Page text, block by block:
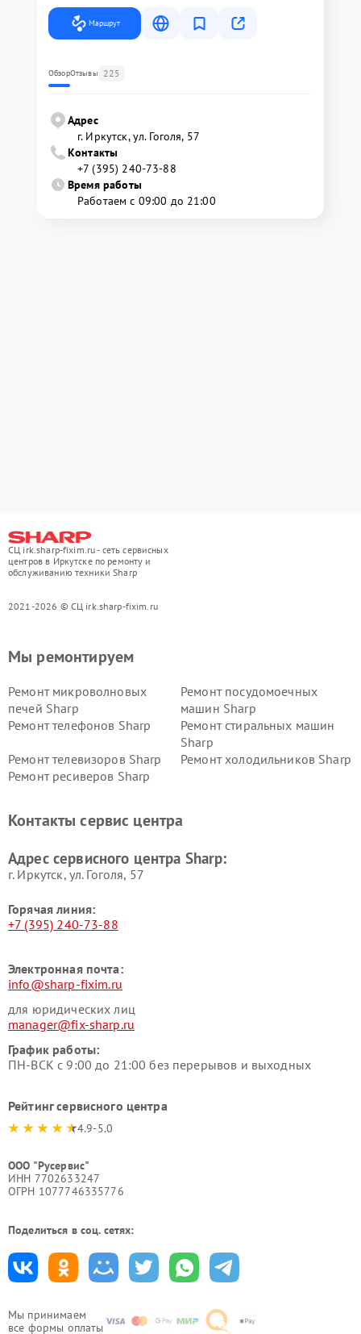
Маршрут
ОбзорОтзывы 225
Адрес
г. Иркутск, ул. ​Гоголя, 57
Контакты
+7 (395) 240-73-88
Время работы
Работаем с 09:00 до 21:00
СЦ irk.sharp-fixim.ru - сеть сервисных
центров в Иркутске по ремонту и
обслуживанию техники Sharp
2021-2026 © СЦ irk.sharp-fixim.ru
Мы принимаем
все формы оплаты
Мы ремонтируем
Ремонт микроволновых
печей Sharp
Ремонт посудомоечных
машин Sharp
Ремонт телефонов Sharp
Ремонт стиральных машин
Sharp
Ремонт телевизоров Sharp
Ремонт холодильников Sharp
Ремонт ресиверов Sharp
Контакты сервис центра
Адрес сервисного центра Sharp:
г. Иркутск, ул. ​Гоголя, 57
Горячая линия:
+7 (395) 240-73-88
Электронная почта:
info@sharp-fixim.ru
для юридических лиц
manager@fix-sharp.ru
График работы:
ПН-ВСК с 9:00 до 21:00 без перерывов и выходных
Рейтинг сервисного центра
4.9-5.0
ООО "Русервис"
ИНН 7702633247
ОГРН 1077746335776
Поделиться в соц. сетях: